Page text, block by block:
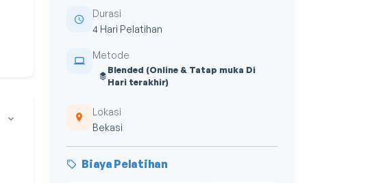
Durasi
4 Hari Pelatihan
Metode
Blended (Online & Tatap muka Di
Hari terakhir)
Lokasi
Bekasi
Biaya Pelatihan